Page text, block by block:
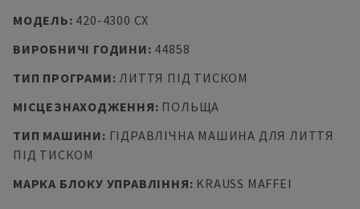
МОДЕЛЬ: 420-4300 CX
ВИРОБНИЧІ ГОДИНИ: 44858
ТИП ПРОГРАМИ:ЛИТТЯ ПІД ТИСКОМ
МІСЦЕЗНАХОДЖЕННЯ: ПОЛЬЩА
ТИП МАШИНИ: ГІДРАВЛІЧНА МАШИНА ДЛЯ ЛИТТЯ
ПІД ТИСКОМ
МАРКА БЛОКУ УПРАВЛІННЯ: KRAUSS MAFFEI